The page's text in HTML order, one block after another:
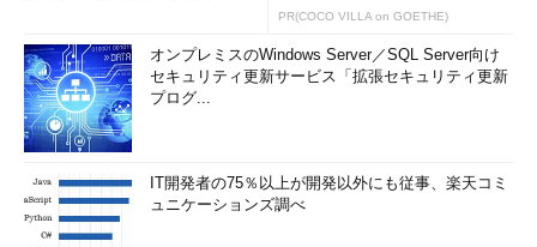
PR(COCO VILLA on GOETHE)
オンプレミスのWindows Server／SQL Server向け
セキュリティ更新サービス「拡張セキュリティ更新
プログ...
IT開発者の75％以上が開発以外にも従事、楽天コミ
ュニケーションズ調べ